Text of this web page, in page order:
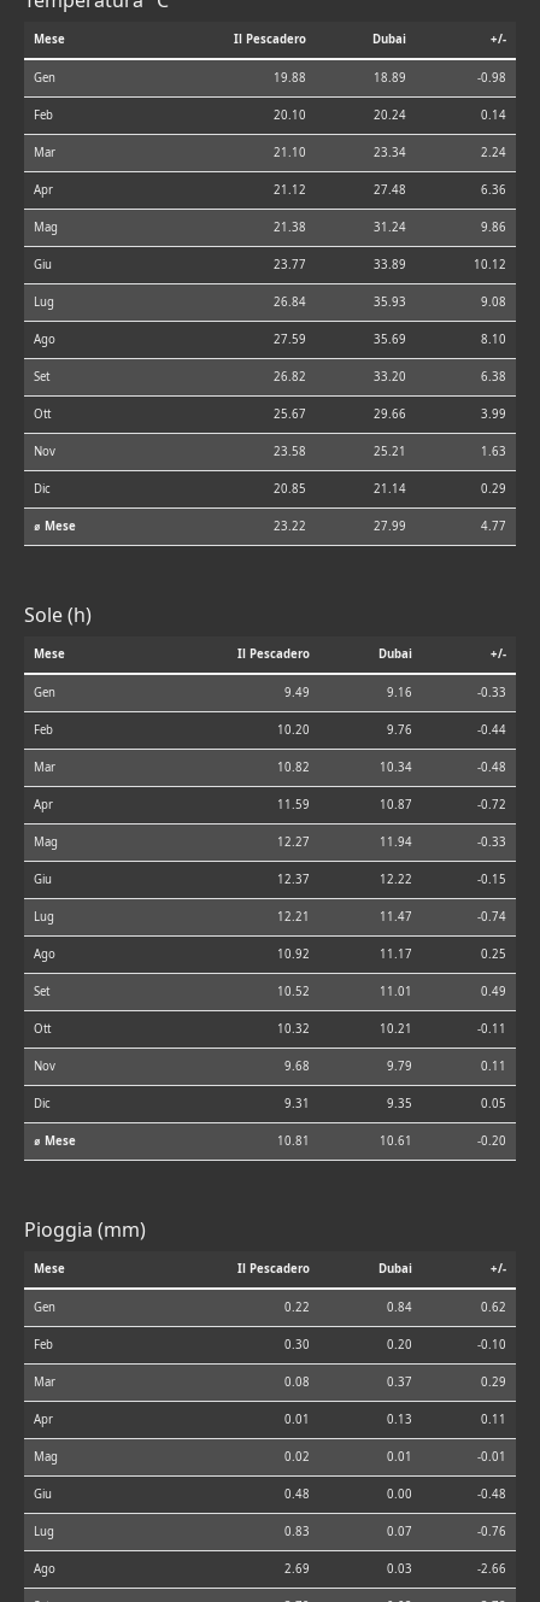
Mese Il Pescadero Dubai +/-
Gen 19.88 18.89 -0.98
Feb 20.10 20.24 0.14
Mar 21.10 23.34 2.24
Apr 21.12 27.48 6.36
Mag 21.38 31.24 9.86
Giu 23.77 33.89 10.12
Lug 26.84 35.93 9.08
Ago 27.59 35.69 8.10
Set 26.82 33.20 6.38
Ott 25.67 29.66 3.99
Nov 23.58 25.21 1.63
Dic 20.85 21.14 0.29
⌀ Mese 23.22 27.99 4.77
Sole (h)
Mese Il Pescadero Dubai +/-
Gen 9.49 9.16 -0.33
Feb 10.20 9.76 -0.44
Mar 10.82 10.34 -0.48
Apr 11.59 10.87 -0.72
Mag 12.27 11.94 -0.33
Giu 12.37 12.22 -0.15
Lug 12.21 11.47 -0.74
Ago 10.92 11.17 0.25
Set 10.52 11.01 0.49
Ott 10.32 10.21 -0.11
Nov 9.68 9.79 0.11
Dic 9.31 9.35 0.05
⌀ Mese 10.81 10.61 -0.20
Pioggia (mm)
Mese Il Pescadero Dubai +/-
Gen 0.22 0.84 0.62
Feb 0.30 0.20 -0.10
Mar 0.08 0.37 0.29
Apr 0.01 0.13 0.11
Mag 0.02 0.01 -0.01
Giu 0.48 0.00 -0.48
Lug 0.83 0.07 -0.76
Ago 2.69 0.03 -2.66